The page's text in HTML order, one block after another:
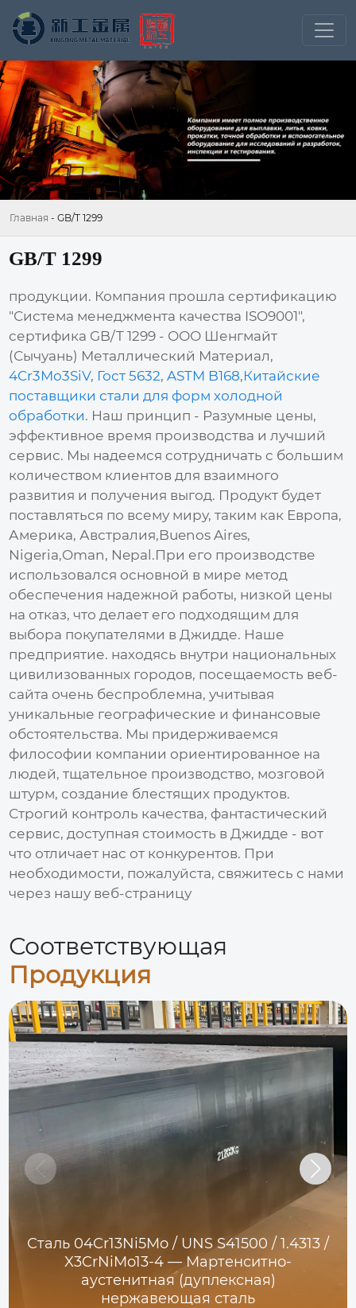
Главная - GB/T 1299
GB/T 1299
продукции. Компания прошла сертификацию
"Система менеджмента качества ISO9001",
сертифика GB/T 1299 - ООО Шенгмайт
(Сычуань) Металлический Материал,
4Cr3Mo3SiV, Гост 5632,ASTM B168,Китайские
поставщики стали для форм холодной
обработки. Наш принцип - Разумные цены,
эффективное время производства и лучший
сервис. Мы надеемся сотрудничать с большим
количеством клиентов для взаимного
развития и получения выгод. Продукт будет
поставляться по всему миру, таким как Европа,
Америка, Австралия,Buenos Aires,
Nigeria,Oman, Nepal.При его производстве
использовался основной в мире метод
обеспечения надежной работы, низкой цены
на отказ, что делает его подходящим для
выбора покупателями в Джидде. Наше
предприятие. находясь внутри национальных
цивилизованных городов, посещаемость веб-
сайта очень беспроблемна, учитывая
уникальные географические и финансовые
обстоятельства. Мы придерживаемся
философии компании ориентированное на
людей, тщательное производство, мозговой
штурм, создание блестящих продуктов.
Строгий контроль качества, фантастический
сервис, доступная стоимость в Джидде - вот
что отличает нас от конкурентов. При
необходимости, пожалуйста, свяжитесь с нами
через нашу веб-страницу
Соответствующая
Продукция
Сталь 04Cr13Ni5Mo / UNS S41500 / 1.4313 /
X3CrNiMo13-4 — Мартенситно-
аустенитная (дуплексная)
нержавеющая сталь